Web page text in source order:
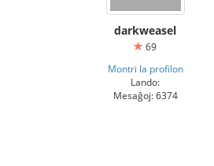
darkweasel
69
Montri la profilon
Lando:
Mesaĝoj: 6374